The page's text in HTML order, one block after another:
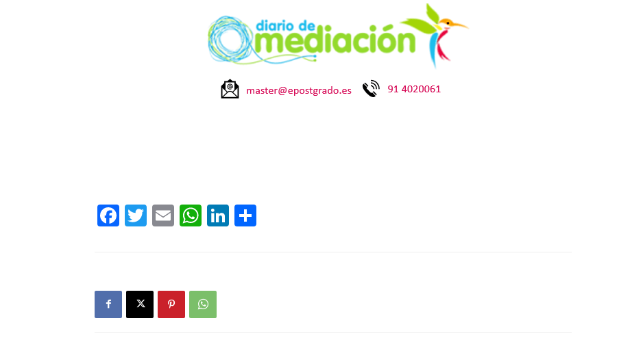
Facebook
Twitter
EmailWhatsApp
LinkedIn